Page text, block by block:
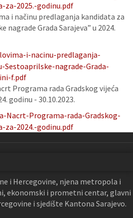
za-2025.-godinu.pdf
i načinu predlaganja kandidata za
nagrade Grada Sarajeva” u 2024.
i-nacinu-predlaganja-
Sestoaprilske-nagrade-Grada-
f.pdf
Programa rada Gradskog vijeća
godinu - 30.10.2023.
Nacrt-Programa-rada-Gradskog-
za-2024.-godinu.pdf
i Hercegovine, njena metropola i
ekonomski i prometni centar, glavni
i sjedište Kantona Sarajevo.